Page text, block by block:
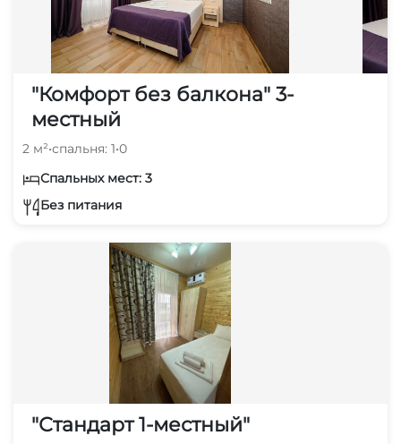
"Комфорт без балкона" 3-
местный
2 м²•спальня: 1•0
Спальных мест: 3
Без питания
"Стандарт 1-местный"